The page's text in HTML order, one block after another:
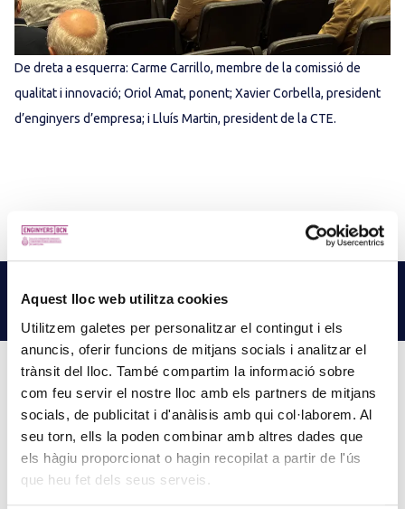
Aquest lloc web utilitza cookies
Utilitzem galetes per personalitzar el contingut i els
anuncis, oferir funcions de mitjans socials i analitzar el
trànsit del lloc. També compartim la informació sobre
com feu servir el nostre lloc amb els partners de mitjans
socials, de publicitat i d'anàlisis amb qui col·laborem. Al
seu torn, ells la poden combinar amb altres dades que
els hàgiu proporcionat o hagin recopilat a partir de l'ús
que heu fet dels seus serveis.
De dreta a esquerra: Carme Carrillo, membre de la comissió de
qualitat i innovació; Oriol Amat, ponent; Xavier Corbella, president
d’enginyers d’empresa; i Lluís Martin, president de la CTE.
NOTÍCIES RELACIONADES
PINZELLS A PUNT? PARTICIPA AL CONCURS DE
PINTURA DEL COL·LEGI
5 d'agost de 2026
La creativitat torna a ser protagonista amb el Concurs de Pintura de